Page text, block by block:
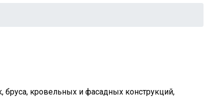
кровельных и фасадных конструкций,